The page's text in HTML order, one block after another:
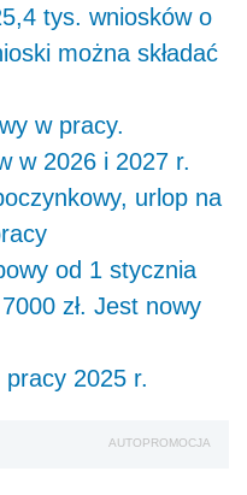
tys. wniosków o
można składać
w pracy.
w 2026 i 2027 r.
urlop na
od 1 stycznia
zł. Jest nowy
2025 r.
AUTOPROMOCJA